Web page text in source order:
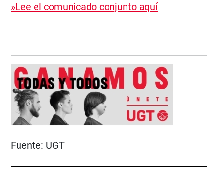
»Lee el comunicado conjunto aquí
Fuente: UGT